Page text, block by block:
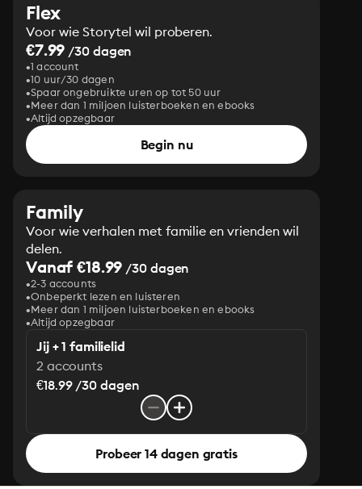
Flex
Voor wie Storytel wil proberen.
€7.99 /30 dagen
1 account
10 uur/30 dagen
Spaar ongebruikte uren op tot 50 uur
Meer dan 1 miljoen luisterboeken en ebooks
Altijd opzegbaar
Begin nu
Family
Voor wie verhalen met familie en vrienden wil
delen.
Vanaf €18.99 /30 dagen
2-3 accounts
Onbeperkt lezen en luisteren
Meer dan 1 miljoen luisterboeken en ebooks
Altijd opzegbaar
Jij + 1 familielid
2 accounts
€18.99 /30 dagen
Probeer 14 dagen gratis